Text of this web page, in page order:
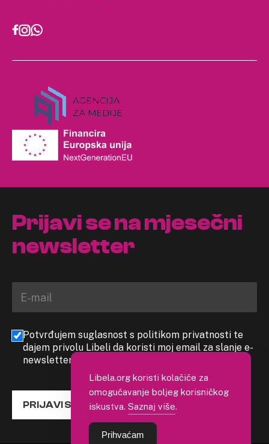
Prijavi se na mjesečni
newsletter
Potvrđujem suglasnost s politikom privatnosti te
dajem privolu Libeli da koristi moj email za slanje e-
newslettera
PRIJAVI SE
Libela.org koristi kolačiće za
omogućavanje boljeg korisničkog
iskustva. Saznaj više.
Prihvaćam